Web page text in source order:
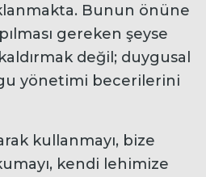
Bunun önüne
gereken şeyse
değil; duygusal
yönetimi becerilerini
kullanmayı, bize
kendi lehimize